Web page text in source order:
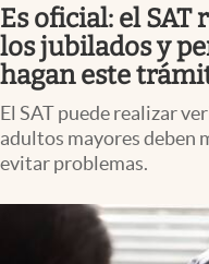
Pc y celular
Vida y estilo
Tv
Clima
Espiritualidad
Es oficial: el SAT
los jubilados y
hagan este
El SAT puede realizar
adultos mayores deben
evitar problemas.